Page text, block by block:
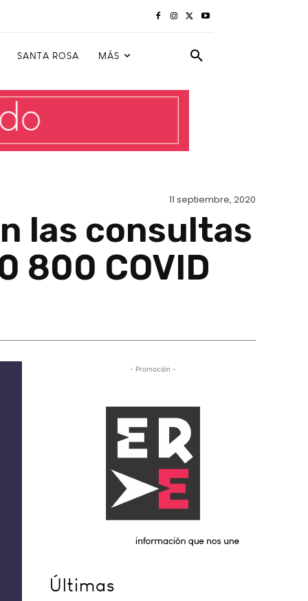
SANTA ROSA MÁS
11 septiembre, 2020
las consultas
800 COVID
- Promoción -
Últimas